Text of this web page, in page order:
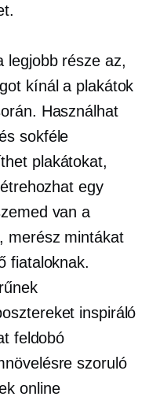
legjobb része az,
kínál a plakátok
Használhat
sokféle
plakátokat,
egy
van a
merész mintákat
fiataloknak.
inspiráló
feldobó
szoruló
online